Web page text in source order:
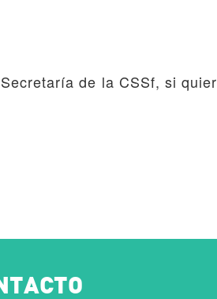
de la CSSf, si